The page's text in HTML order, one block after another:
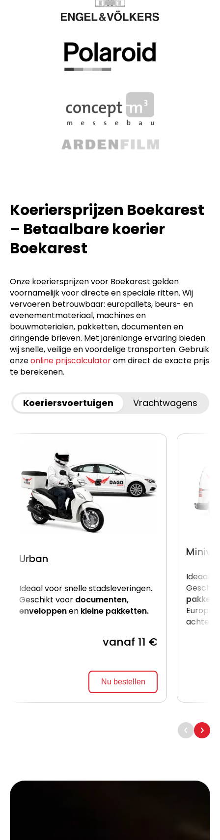
Koeriersprijzen Boekarest
– Betaalbare koerier
Boekarest
Onze koeriersprijzen voor Boekarest gelden
voornamelijk voor directe en speciale ritten. Wij
vervoeren betrouwbaar: europallets, beurs- en
evenementmateriaal, machines en
bouwmaterialen, pakketten, documenten en
dringende brieven. Met jarenlange ervaring bieden
wij snelle, veilige en voordelige transporten. Gebruik
onzeonline prijscalculatorom direct de exacte prijs
te berekenen.
Koeriersvoertuigen Vrachtwagens
Urban
Ideaal voor snelle stadsleveringen.
Geschikt voor documenten,
enveloppenen kleine pakketten.
vanaf 11 €
Nu bestellen
Ideaal